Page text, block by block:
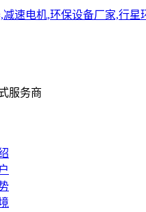
服务商